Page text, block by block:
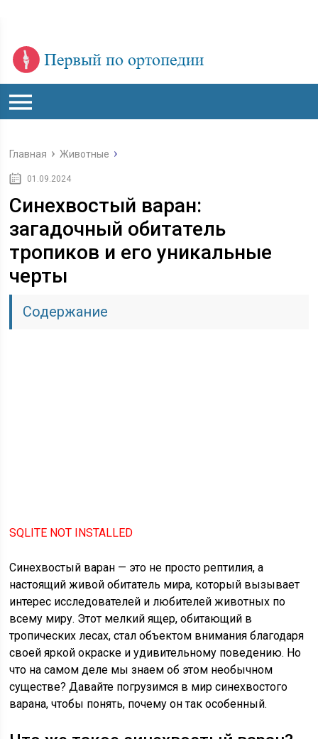
Главная Животные
01.09.2024
Синехвостый варан:
загадочный обитатель
тропиков и его уникальные
черты
Содержание
SQLITE NOT INSTALLED
Синехвостый варан — это не просто рептилия, а
настоящий живой обитатель мира, который вызывает
интерес исследователей и любителей животных по
всему миру. Этот мелкий ящер, обитающий в
тропических лесах, стал объектом внимания благодаря
своей яркой окраске и удивительному поведению. Но
что на самом деле мы знаем об этом необычном
существе? Давайте погрузимся в мир синехвостого
варана, чтобы понять, почему он так особенный.